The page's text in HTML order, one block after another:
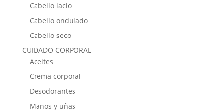
Cabello lacio
Cabello ondulado
Cabello seco
CUIDADO CORPORAL
Aceites
Crema corporal
Desodorantes
Manos y uñas